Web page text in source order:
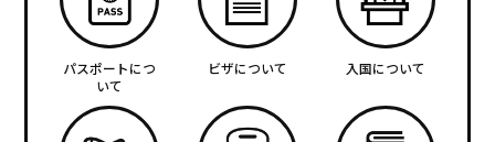
パスポートにつ
いて
ビザについて 入国について